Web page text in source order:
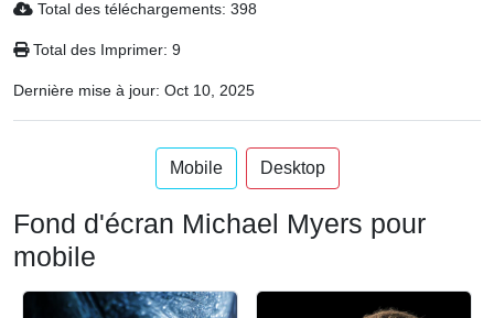
Total des téléchargements: 398
Total des Imprimer: 9
Dernière mise à jour: Oct 10, 2025
Mobile Desktop
Fond d'écran Michael Myers pour
mobile